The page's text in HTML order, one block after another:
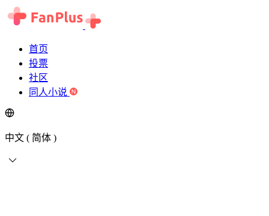
首页
投票
社区
同人小说
中文 ( 简体 )